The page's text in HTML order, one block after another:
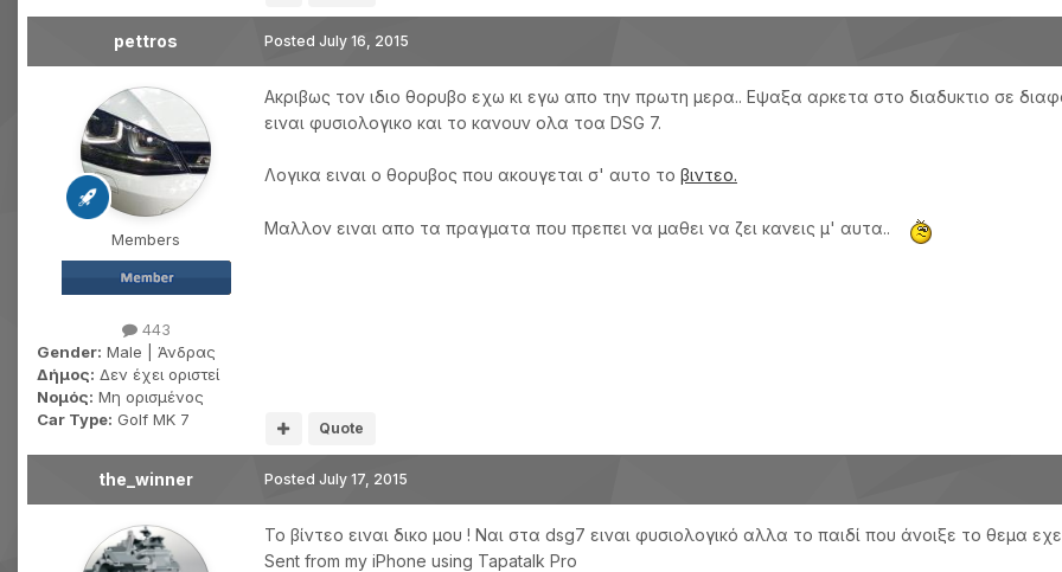
pettros
Members
443
Gender: Male | Άνδρας
Δήμος: Δεν έχει οριστεί
Νομός: Μη ορισμένος
Car Type: Golf MK 7
Posted July 16, 2015
Ακριβως τον ιδιο θορυβο εχω κι εγω απο την πρωτη μερα.. Εψαξα αρκετα στο διαδυκτιο σε
ειναι φυσιολογικο και το κανουν ολα τοα DSG 7.
Λογικα ειναι ο θορυβος που ακουγεται σ' αυτο το βιντεο.
Μαλλον ειναι απο τα πραγματα που πρεπει να μαθει να ζει κανεις μ' αυτα..
Quote
the_winner Posted July 17, 2015
Το βίντεο ειναι δικο μου ! Ναι στα dsg7 ειναι φυσιολογικό αλλα το παιδί που άνοιξε το θεμα
Sent from my iPhone using Tapatalk Pro